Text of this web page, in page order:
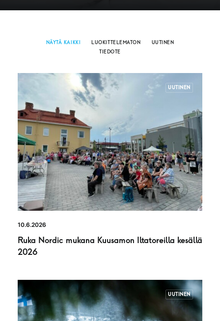
NÄYTÄ KAIKKI LUOKITTELEMATON
UUTINEN
TIEDOTE
UUTINEN
10.6.2026
Ruka Nordic mukana Kuusamon Iltatoreilla kesällä
2026
UUTINEN